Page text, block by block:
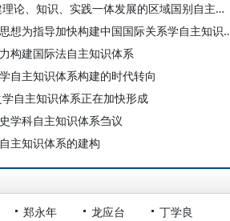
万青松 马超：加快构建理论、知识、实践一体发展的区域国别自主知识体系
林宏宇：以习近平外交思想为
构建国际法自主知识体系
自主知识体系构建的时代转向
自主知识体系正在加快形成
学科自主知识体系刍议
主知识体系的建构
郑永年 龙应台 丁学良